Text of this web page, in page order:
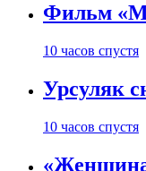
Фильм
10 часов спустя
Урсуляк
10 часов спустя
«Женщина